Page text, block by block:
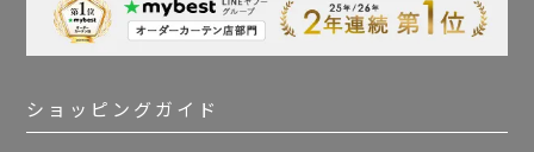
ショッピングガイド